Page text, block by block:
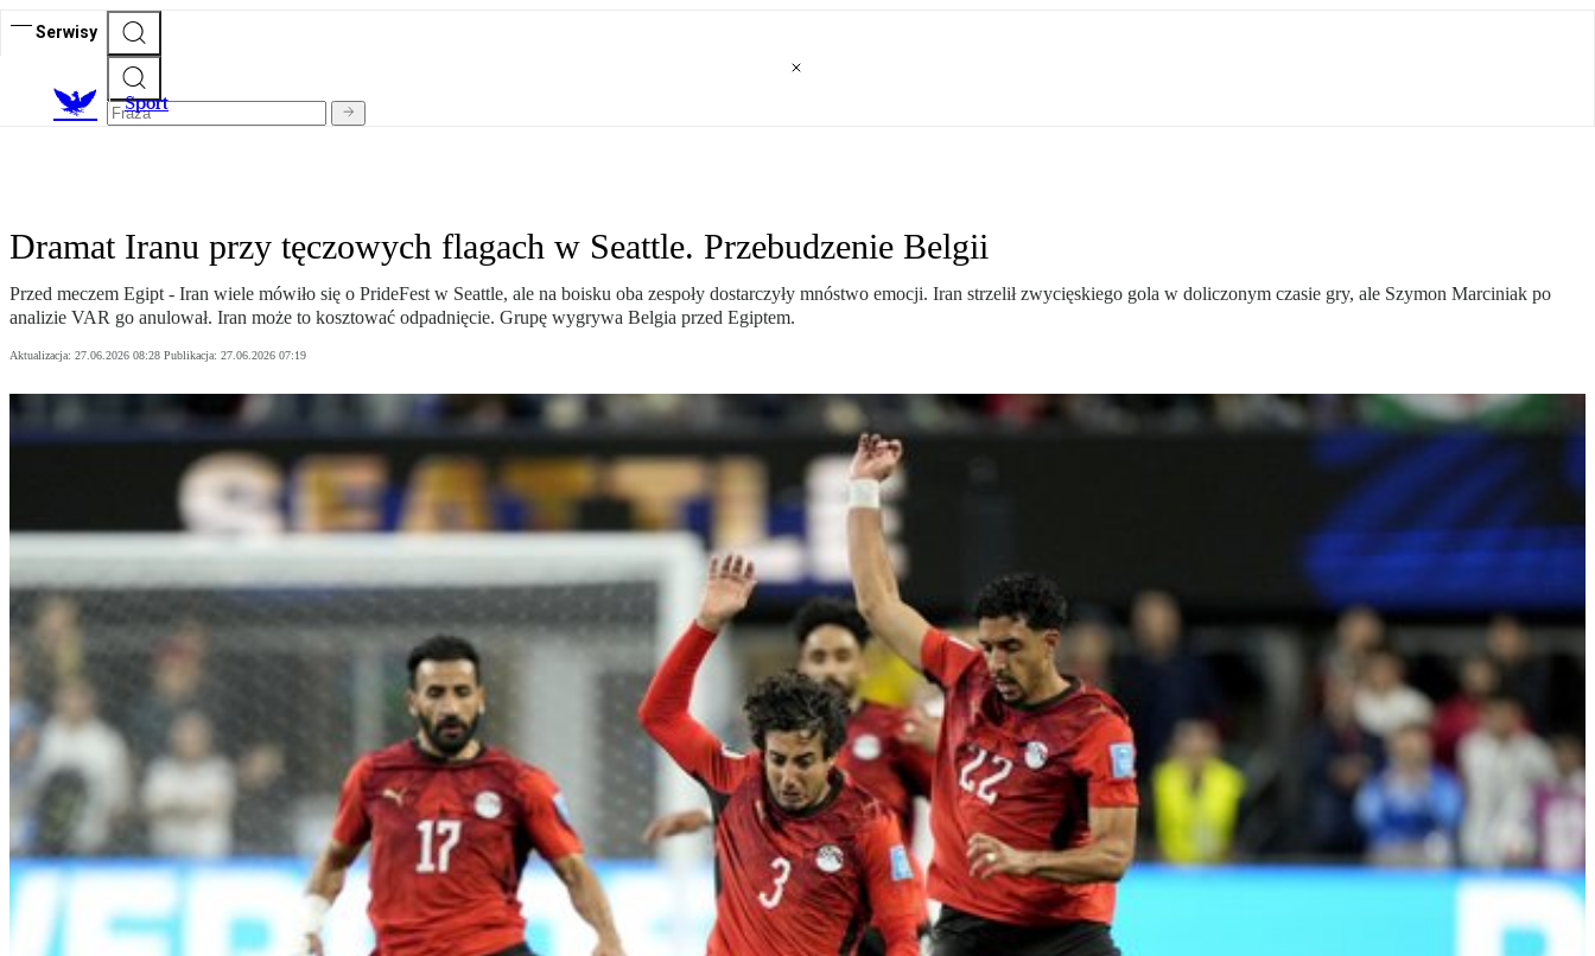
Serwisy
Sport
Dramat Iranu przy tęczowych flagach w Seattle. Przebudzenie Belgii
Przed meczem Egipt - Iran wiele mówiło się o PrideFest w Seattle, ale na boisku oba zespoły dostarczyły mnóstwo emocji. Iran strzelił zwycięskiego gola w doliczonym czasie gry, ale Szymon Marciniak po
analizie VAR go anulował. Iran może to kosztować odpadnięcie. Grupę wygrywa Belgia przed Egiptem.
Aktualizacja: 27.06.2026 08:28 Publikacja: 27.06.2026 07:19